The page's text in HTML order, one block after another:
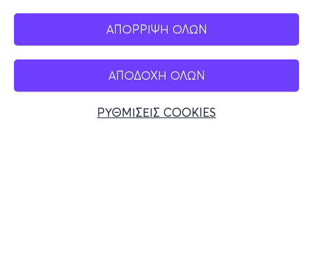
ΑΠΟΡΡΙΨΗ ΟΛΩΝ
ΑΠΟΔΟΧΗ ΟΛΩΝ
ΡΥΘΜΙΣΕΙΣ COOKIES
Mobile app